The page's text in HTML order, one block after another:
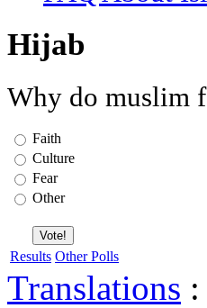
Hijab
Why do muslim
Faith
Culture
Fear
Other
Results Other Polls
Translations :